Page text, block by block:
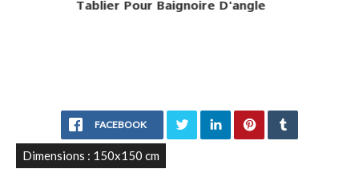
Estructura Standard
FACEBOOK
Dimensions : 150x150 cm